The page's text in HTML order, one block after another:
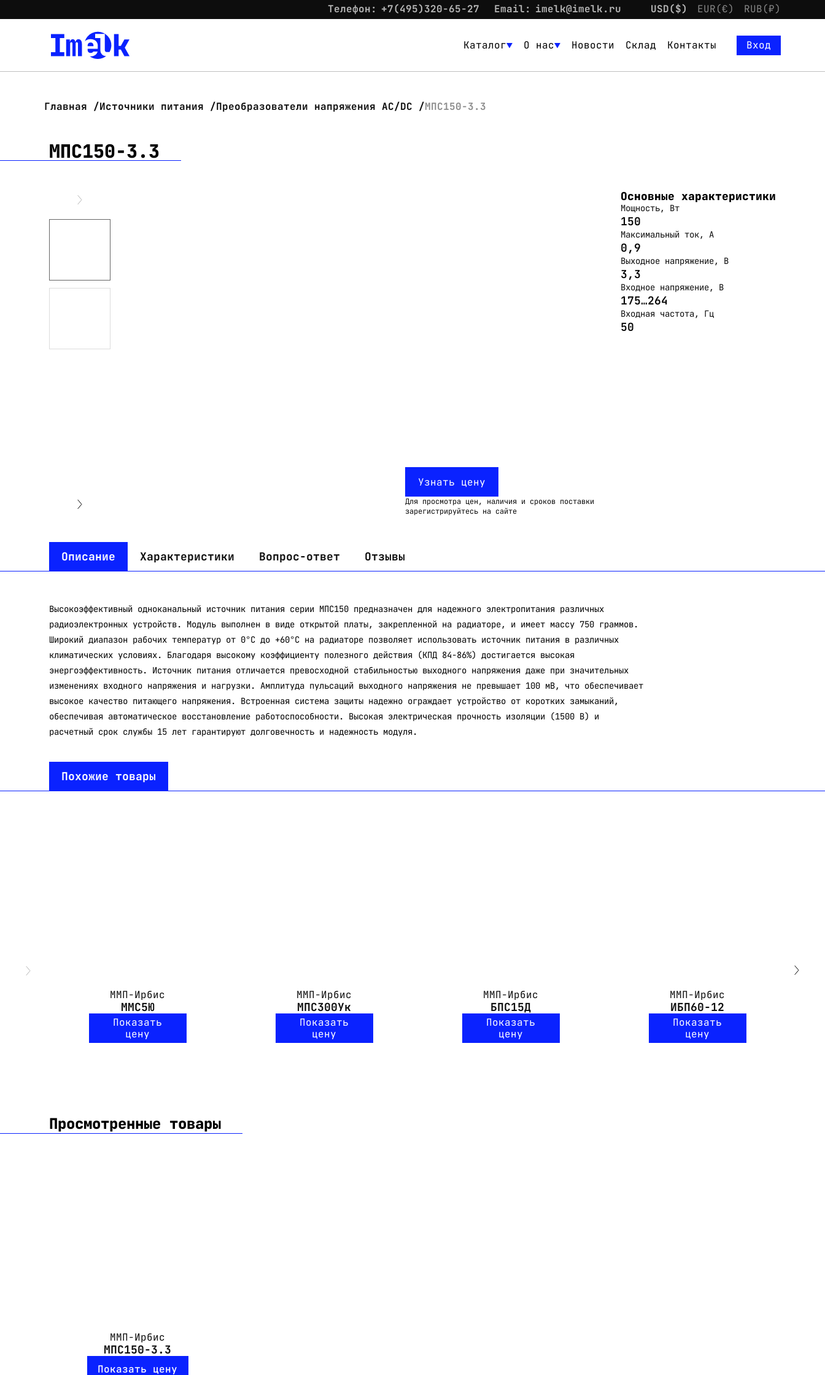
Телефон: +7(495)320-65-27 Email: imelk@imelk.ru USD($) EUR(€) RUB(₽)
Каталог О нас Новости Склад Контакты
Вход
Главная Источники питания Преобразователи напряжения AC/DC МПС150-3.3
МПС150-3.3
Узнать цену
Для просмотра цен, наличия и сроков поставки
зарегистрируйтесь на сайте
Основные характеристики
Мощность, Вт
150
Максимальный ток, А
0,9
Выходное напряжение, В
3,3
Входное напряжение, В
175…264
Входная частота, Гц
50
Описание Характеристики Вопрос-ответ Отзывы
Высокоэффективный одноканальный источник питания серии МПС150 предназначен для надежного электропитания различных
радиоэлектронных устройств. Модуль выполнен в виде открытой платы, закрепленной на радиаторе, и имеет массу 750 граммов.
Широкий диапазон рабочих температур от 0°С до +60°С на радиаторе позволяет использовать источник питания в различных
климатических условиях. Благодаря высокому коэффициенту полезного действия (КПД 84-86%) достигается высокая
энергоэффективность. Источник питания отличается превосходной стабильностью выходного напряжения даже при значительных
изменениях входного напряжения и нагрузки. Амплитуда пульсаций выходного напряжения не превышает 100 мВ, что обеспечивает
высокое качество питающего напряжения. Встроенная система защиты надежно ограждает устройство от коротких замыканий,
обеспечивая автоматическое восстановление работоспособности. Высокая электрическая прочность изоляции (1500 В) и
расчетный срок службы 15 лет гарантируют долговечность и надежность модуля.
Похожие товары
ММП-Ирбис
ММС5Ю
Показать
цену
ММП-Ирбис
МПС300Ук
Показать
цену
ММП-Ирбис
БПС15Д
Показать
цену
ММП-Ирбис
ИБП60-12
Показать
цену
Просмотренные товары
ММП-Ирбис
МПС150-3.3
Показать цену